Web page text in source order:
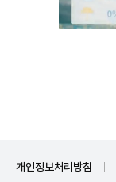
개인정보처리방침